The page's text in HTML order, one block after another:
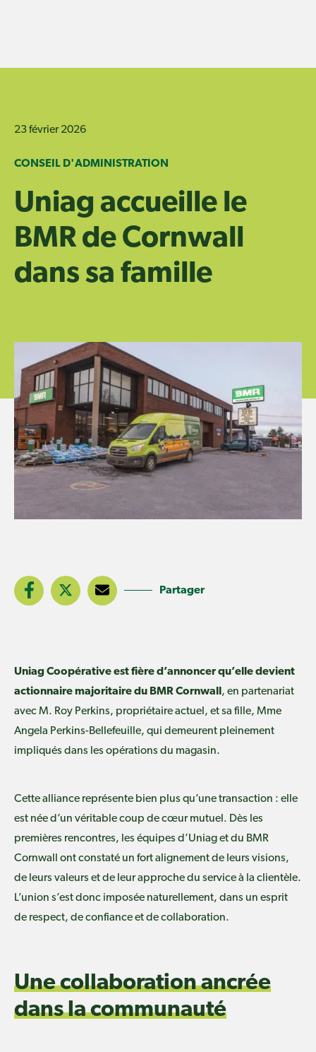
23 février 2026
CONSEIL D'ADMINISTRATION
Uniag accueille le
BMR de Cornwall
dans sa famille
Partager
Uniag Coopérative est fière d’annoncer qu’elle devient
actionnaire majoritaire du BMR Cornwall , en partenariat
avec M. Roy Perkins, propriétaire actuel, et sa fille, Mme
Angela Perkins-Bellefeuille, qui demeurent pleinement
impliqués dans les opérations du magasin.
Cette alliance représente bien plus qu’une transaction : elle
est née d’un véritable coup de cœur mutuel. Dès les
premières rencontres, les équipes d’Uniag et du BMR
Cornwall ont constaté un fort alignement de leurs visions,
de leurs valeurs et de leur approche du service à la clientèle.
L’union s’est donc imposée naturellement, dans un esprit
de respect, de confiance et de collaboration.
Une collaboration ancrée
dans la communauté